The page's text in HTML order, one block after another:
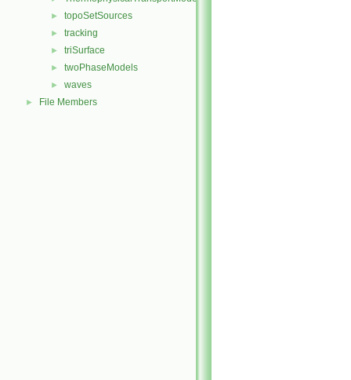
► topoSetSources
► tracking
► triSurface
► twoPhaseModels
► waves
► File Members